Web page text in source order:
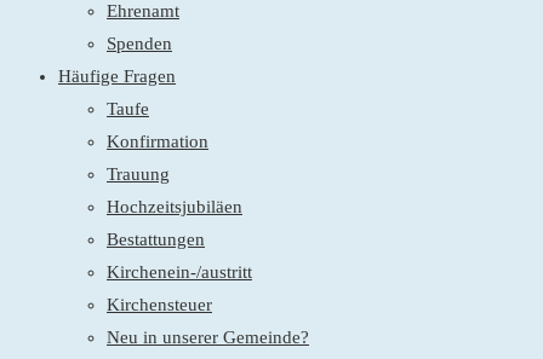
Ehrenamt
Spenden
Häufige Fragen
Taufe
Konfirmation
Trauung
Hochzeitsjubiläen
Bestattungen
Kirchenein-/austritt
Kirchensteuer
Neu in unserer Gemeinde?